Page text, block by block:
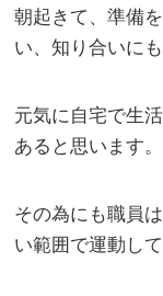
朝起きて、準備
い、知り合いにも
元気に自宅で生
あると思います。
その為にも職員
い範囲で運動し